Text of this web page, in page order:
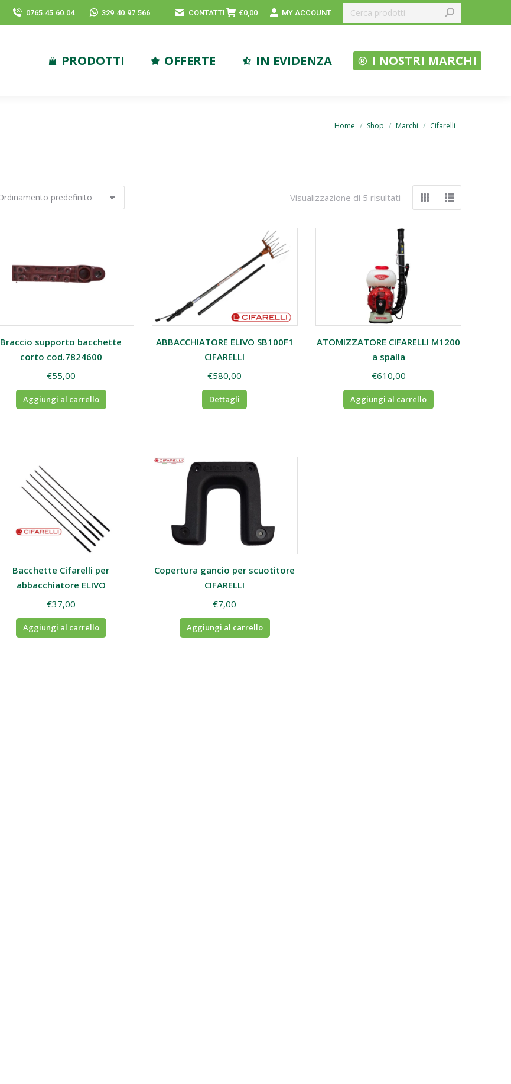
0765.45.60.04 329.40.97.566 CONTATTI €0,00 MY ACCOUNT
PRODOTTI OFFERTE IN EVIDENZA I NOSTRI MARCHI
You are here:
Home Shop Marchi Cifarelli
Visualizzazione di 5 risultati
Braccio supporto bacchette
corto cod.7824600
€55,00
Aggiungi al carrello
ABBACCHIATORE ELIVO SB100F1
CIFARELLI
€580,00
Dettagli
ATOMIZZATORE CIFARELLI M1200
a spalla
€610,00
Aggiungi al carrello
Bacchette Cifarelli per
abbacchiatore ELIVO
€37,00
Aggiungi al carrello
Copertura gancio per scuotitore
CIFARELLI
€7,00
Aggiungi al carrello